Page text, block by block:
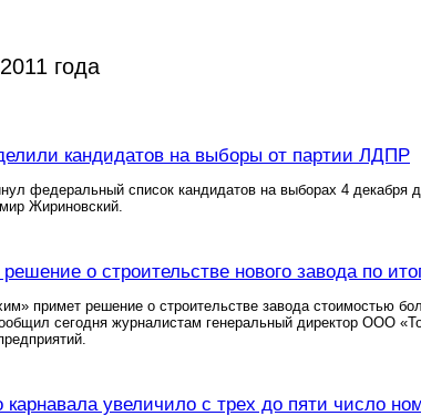
года
кандидатов на выборы от партии ЛДПР
федеральный список кандидатов на выборах 4 декабря
Жириновский.
о строительстве нового завода по
примет решение о строительстве завода стоимостью
сегодня журналистам генеральный директор ООО
увеличило с трех до пяти число